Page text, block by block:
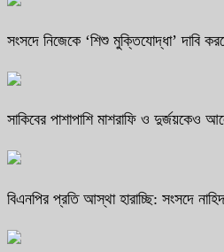
সংসদে নিজেকে ‘শিশু মুক্তিযোদ্ধা’ দাবি
সাকিবের পাশাপাশি মাশরাফি ও দুর্জয়কেও
বিএনপির প্রতি আস্থা হারাচ্ছি: সংসদে